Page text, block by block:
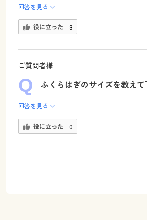
回答を見る
役に立った 3
ご質問者様
ふくらはぎのサイズを教えて
回答を見る
役に立った 0